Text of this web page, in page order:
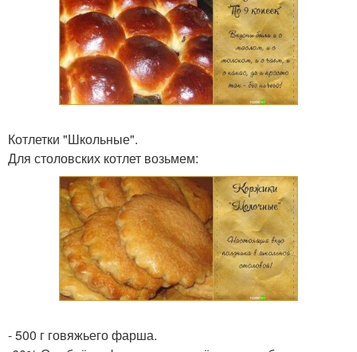
Котлетки "Школьные".
Для столовских котлет возьмем:
- 500 г говяжьего фарша.